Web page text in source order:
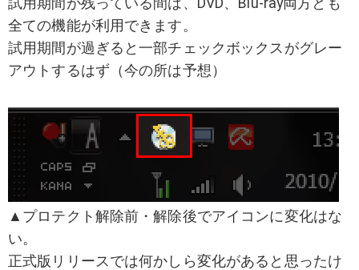
試用期間が残っている間は、DVD、Blu-ray両方とも
全ての機能が利用できます。
試用期間が過ぎると一部チェックボックスがグレー
アウトするはず（今の所は予想）
▲プロテクト解除前・解除後でアイコンに変化はな
い。
正式版リリースでは何かしら変化があると思ったけ